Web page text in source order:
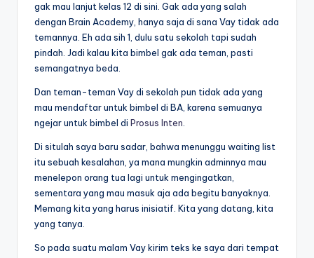
gak mau lanjut kelas 12 di sini. Gak ada yang salah
dengan Brain Academy, hanya saja di sana Vay tidak ada
temannya. Eh ada sih 1, dulu satu sekolah tapi sudah
pindah. Jadi kalau kita bimbel gak ada teman, pasti
semangatnya beda.
Dan teman-teman Vay di sekolah pun tidak ada yang
mau mendaftar untuk bimbel di BA, karena semuanya
ngejar untuk bimbel di Prosus Inten.
Di situlah saya baru sadar, bahwa menunggu waiting list
itu sebuah kesalahan, ya mana mungkin adminnya mau
menelepon orang tua lagi untuk mengingatkan,
sementara yang mau masuk aja ada begitu banyaknya.
Memang kita yang harus inisiatif. Kita yang datang, kita
yang tanya.
So pada suatu malam Vay kirim teks ke saya dari tempat